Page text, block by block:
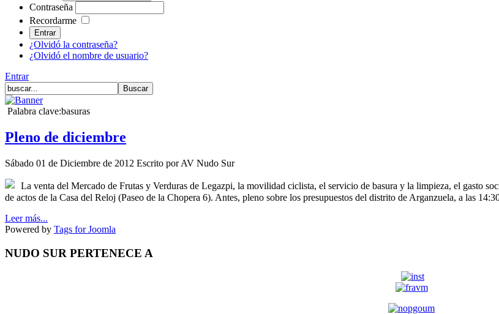
Contraseña
Recordarme
¿Olvidó la contraseña?
¿Olvidó el nombre de usuario?
Entrar
Palabra clave:basuras
Pleno de diciembre
Sábado 01 de Diciembre de 2012 Escrito por AV Nudo Sur
La venta del Mercado de Frutas y Verduras de Legazpi, la movilidad ciclista, el servicio de basura y la limpieza, el gasto
de actos de la Casa del Reloj (Paseo de la Chopera 6). Antes, pleno sobre los presupuestos del distrito de Arganzuela, a las
Leer más...
Powered by Tags for Joomla
NUDO SUR PERTENECE A